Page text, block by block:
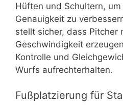
Hüften und Schultern,
Genauigkeit zu
stellt sicher, dass Pitcher
Geschwindigkeit
Kontrolle und
Wurfs aufrechterhalten.
Fußplatzierung für